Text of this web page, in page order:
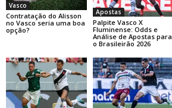
Vasco
Contratação do Alisson
no Vasco seria uma boa
opção?
Apostas
Palpite Vasco X
Fluminense: Odds e
Análise de Apostas para
o Brasileirão 2026